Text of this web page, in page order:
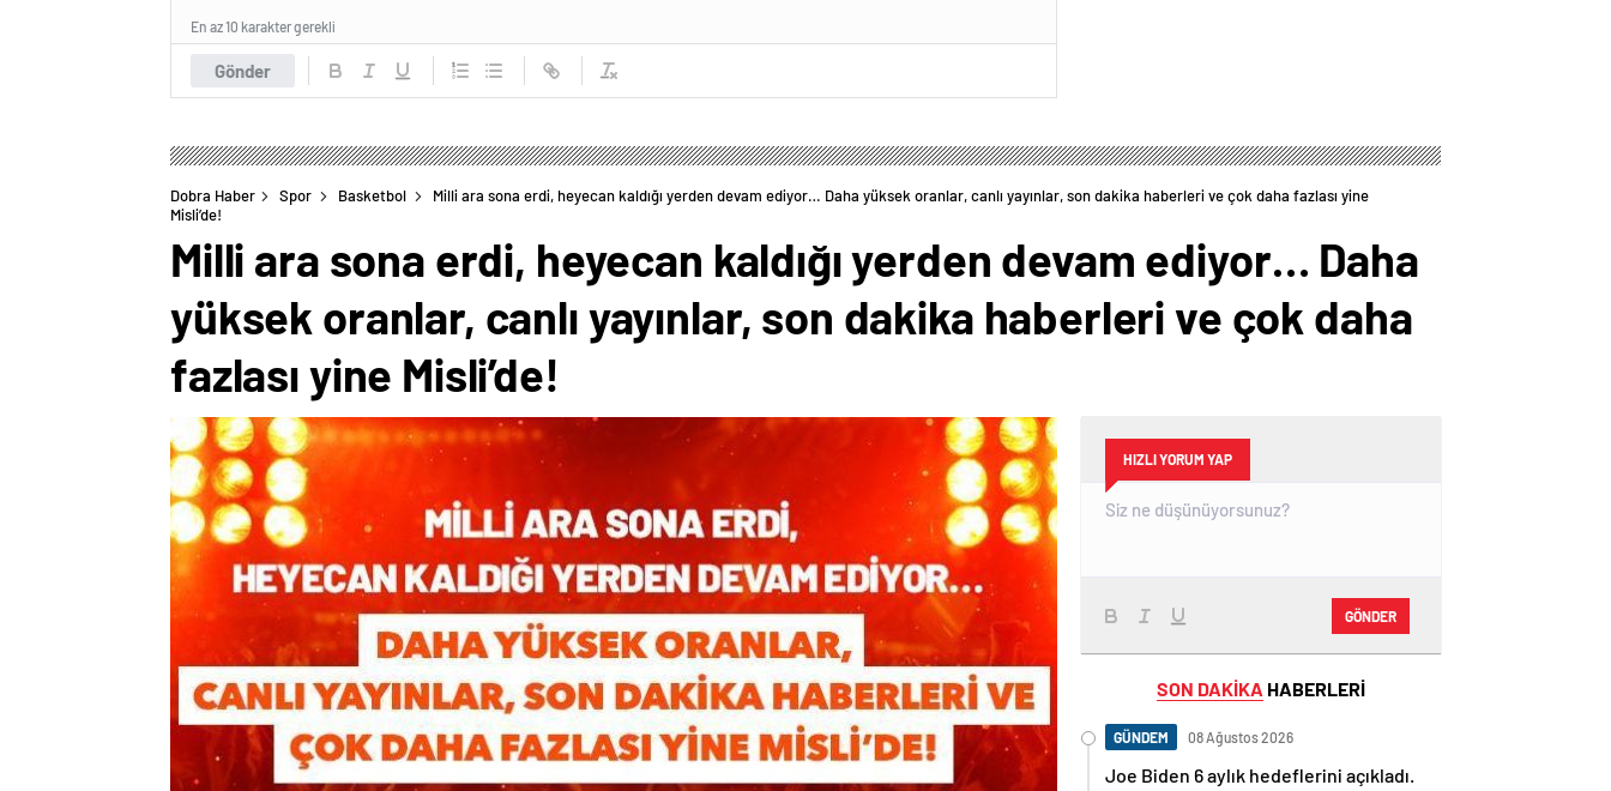
Gönder
En az 10 karakter gerekli
Dobra Haber Spor Basketbol
Milli ara sona erdi, heyecan kaldığı yerden devam ediyor… Daha yüksek oranlar, canlı yayınlar, son dakika haberleri ve çok daha fazlası yine
Misli’de!
Milli ara sona erdi, heyecan kaldığı yerden devam ediyor… Daha
yüksek oranlar, canlı yayınlar, son dakika haberleri ve çok daha
fazlası yine Misli’de!
HIZLI YORUM YAP
GÖNDER
SON DAKİKA HABERLERİ
GÜNDEM 08 Ağustos 2026
Joe Biden 6 aylık hedeflerini açıkladı.